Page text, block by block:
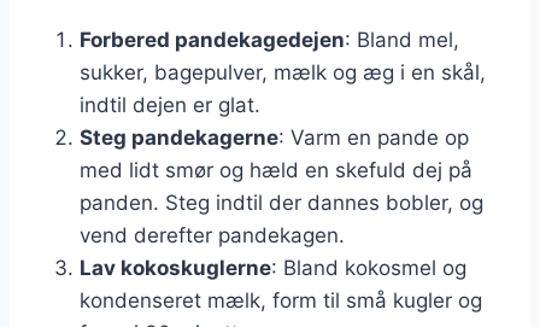
Forbered pandekagedejen: Bland mel,
sukker, bagepulver, mælk og æg i en skål,
indtil dejen er glat.
Steg pandekagerne: Varm en pande op
med lidt smør og hæld en skefuld dej på
panden. Steg indtil der dannes bobler, og
vend derefter pandekagen.
Lav kokoskuglerne: Bland kokosmel og
kondenseret mælk, form til små kugler og